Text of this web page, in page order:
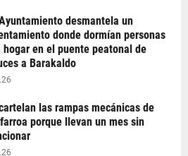
desmantela un
donde dormían personas
hogar en el puente peatonal de
a Barakaldo
las rampas mecánicas de
porque llevan un mes sin